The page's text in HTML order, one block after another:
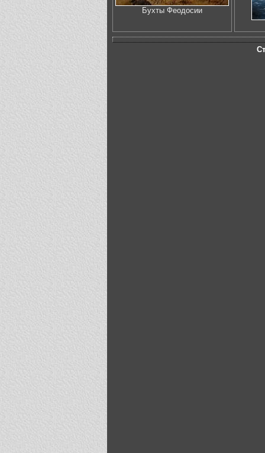
Бухты Феодосии